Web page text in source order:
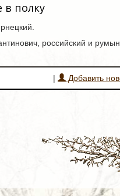
полку
российский и
| Добавить